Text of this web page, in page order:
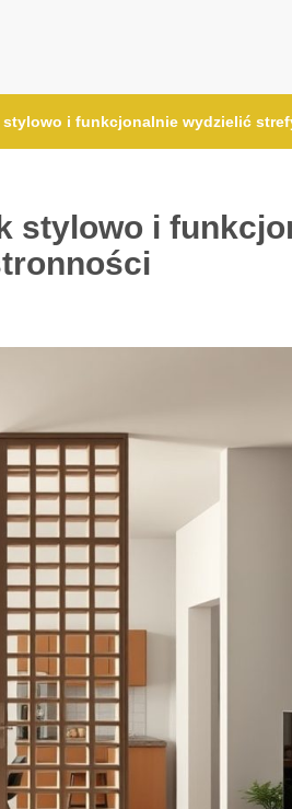
stylowo i funkcjonalnie wydzielić
stylowo i